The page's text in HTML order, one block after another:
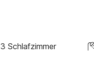
3 Schlafzimmer